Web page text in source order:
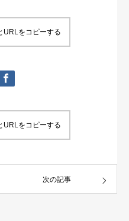
URLをコピーする
URLをコピーする
次の記事